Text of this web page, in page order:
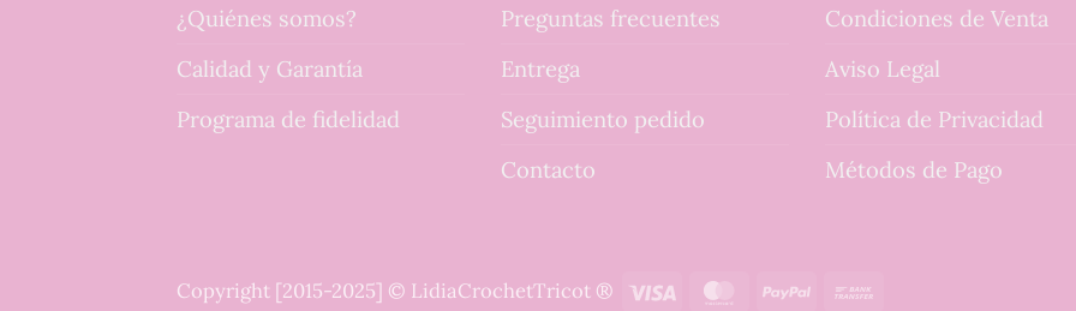
¿Quiénes somos?
Calidad y Garantía
Programa de fidelidad
Preguntas frecuentes
Entrega
Seguimiento pedido
Contacto
Condiciones de Venta
Aviso Legal
Política de Privacidad
Métodos de Pago
Copyright [2015-2025] © LidiaCrochetTricot ® Visa MasterCard
PayPal